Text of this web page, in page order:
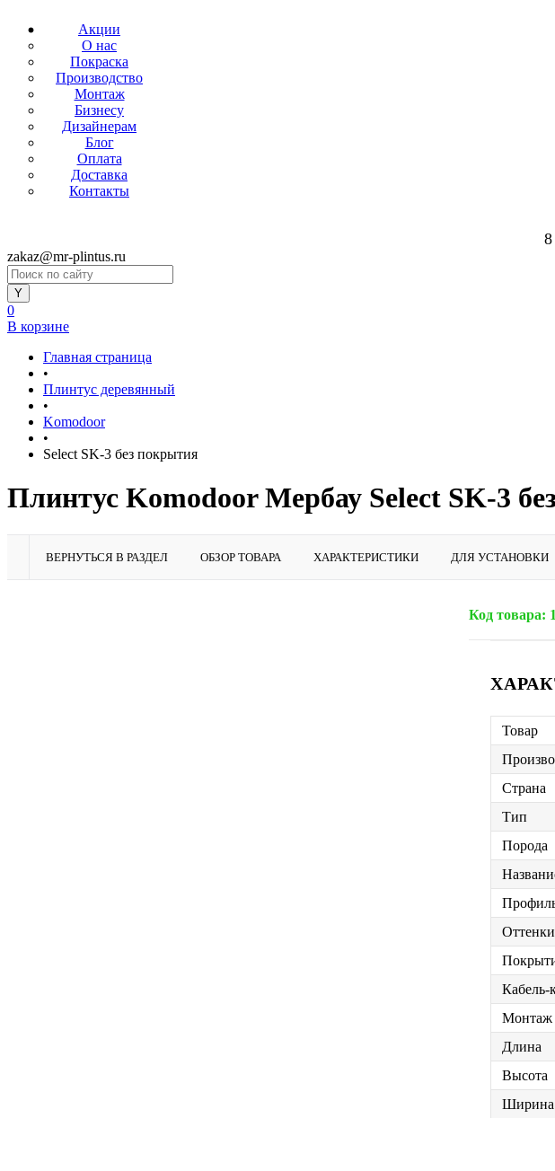
Акции
О нас
Покраска
Производство
Монтаж
Бизнесу
Дизайнерам
Блог
Оплата
Доставка
Контакты
zakaz@mr-plintus.ru
0
В корзине
Главная страница
•
Плинтус деревянный
•
Komodoor
•
Select SK-3 без покрытия
Плинтус Komodoor Мербау Select SK-3
ВЕРНУТЬСЯ В РАЗДЕЛ ОБЗОР ТОВАРА ХАРАКТЕРИСТИКИ ДЛЯ УСТАНОВКИ
Код товара:
Товар
Страна
Тип
Порода
Оттенки
Кабель-
Монтаж
Длина
Высота
Ширина